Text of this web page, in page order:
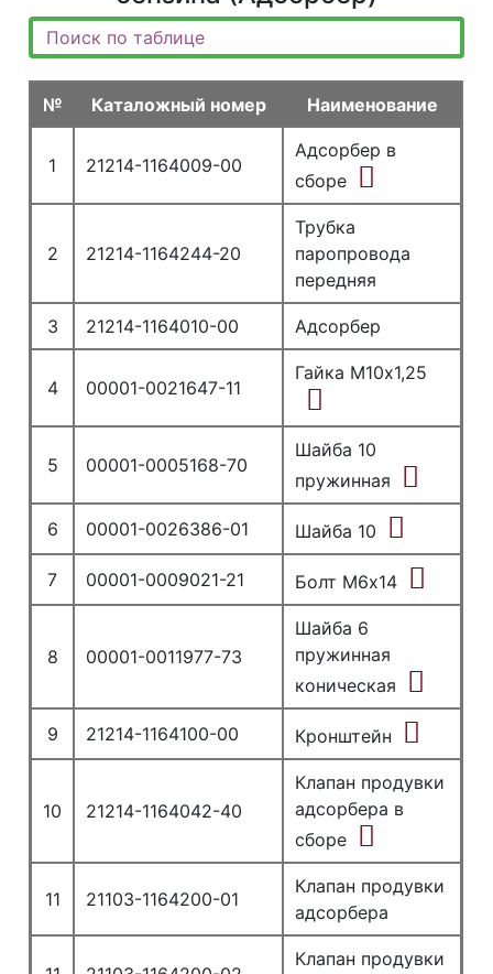
№ Каталожный номер Наименование
1 21214-1164009-00
Адсорбер в
сборе
2 21214-1164244-20
Трубка
паропровода
передняя
3 21214-1164010-00 Адсорбер
4 00001-0021647-11
Гайка М10х1,25
5 00001-0005168-70
Шайба 10
пружинная
6 00001-0026386-01 Шайба 10
7 00001-0009021-21 Болт М6х14
8 00001-0011977-73
Шайба 6
пружинная
коническая
9 21214-1164100-00 Кронштейн
10 21214-1164042-40
Клапан продувки
адсорбера в
сборе
11 21103-1164200-01
Клапан продувки
адсорбера
Клапан продувки